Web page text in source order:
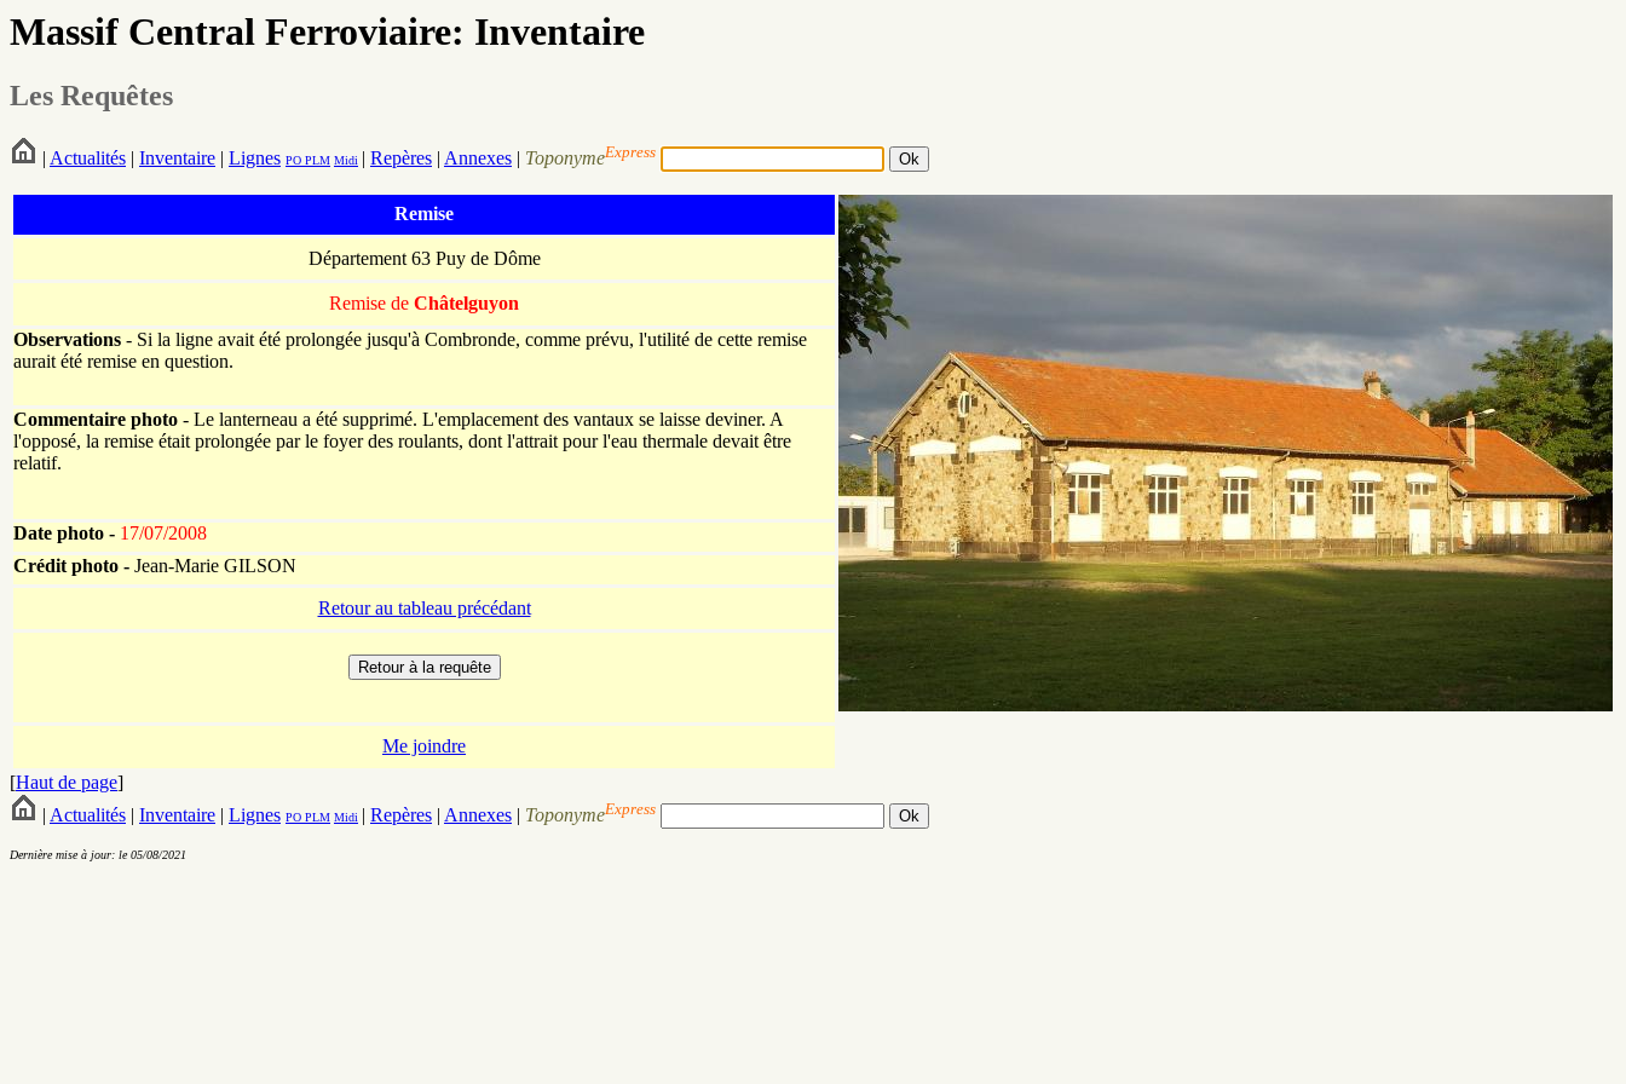
Massif Central Ferroviaire: Inventaire
Les Requêtes
| Actualités | Inventaire | Lignes PO PLM Midi | Repères | Annexes | ToponymeExpress
Remise
Département 63 Puy de Dôme
Remise de Châtelguyon
Observations - Si la ligne avait été prolongée jusqu'à Combronde, comme prévu, l'utilité de cette remise
aurait été remise en question.
Commentaire photo - Le lanterneau a été supprimé. L'emplacement des vantaux se laisse deviner. A
l'opposé, la remise était prolongée par le foyer des roulants, dont l'attrait pour l'eau thermale devait être
relatif.
Date photo - 17/07/2008
Crédit photo - Jean-Marie GILSON
Retour au tableau précédant
Me joindre
[Haut de page]
| Actualités | Inventaire | Lignes PO PLM Midi | Repères | Annexes | ToponymeExpress
Dernière mise à jour: le 05/08/2021